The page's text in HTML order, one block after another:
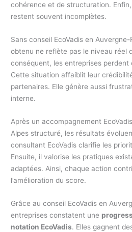
cohérence et de structuration.
restent souvent incomplètes.
Sans conseil EcoVadis en
obtenu ne reflète pas le niveau réel
conséquent, les entreprises perdent
Cette situation affaiblit leur
partenaires. Elle génère aussi
interne.
Après un accompagnement
Alpes structuré, les résultats
consultant EcoVadis clarifie les
Ensuite, il valorise les pratiques
adaptées. Ainsi, chaque action
l’amélioration du score.
Grâce au conseil EcoVadis en
entreprises constatent une
notation EcoVadis. Elles gagnent